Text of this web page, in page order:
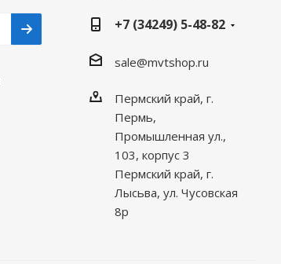
+7 (34249) 5-48-82
sale@mvtshop.ru
Пермский край, г.
Пермь,
Промышленная ул.,
103, корпус 3
Пермский край, г.
Лысьва, ул. Чусовская
8р